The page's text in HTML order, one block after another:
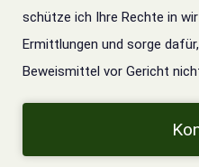
schütze ich Ihre Rechte in
Ermittlungen und sorge
Beweismittel vor Gericht